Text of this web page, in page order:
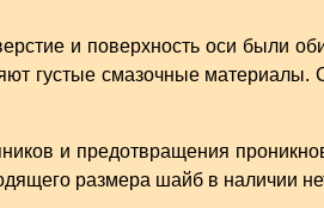
и поверхность оси были
густые смазочные
и предотвращения
размера шайб в наличии